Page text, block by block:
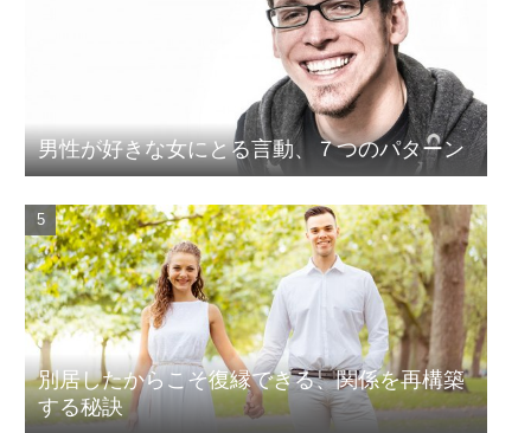
男性が好きな女にとる言動、７つのパターン
別居したからこそ復縁できる、関係を再構築
する秘訣